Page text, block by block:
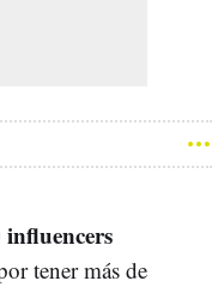
influencers
tener más de